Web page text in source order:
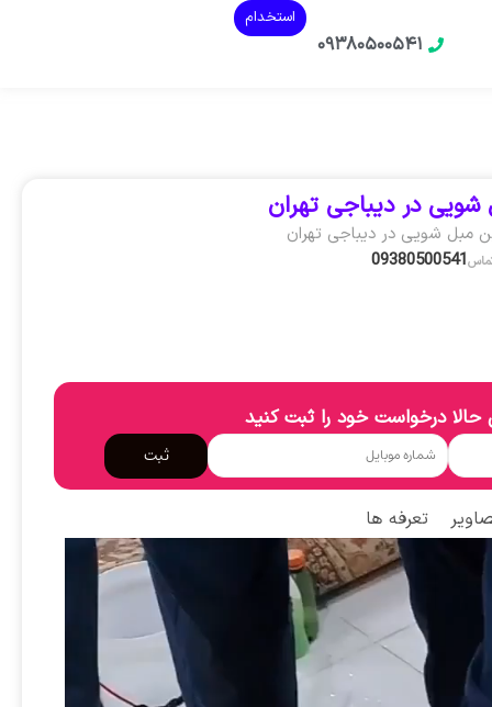
۰۹۳۸۰۵۰۰۵۴۱
استخدام
شویی در دیباجی تهران
مبل شویی در دیباجی تهران
09380500541
درخواست خود را ثبت کنید
ثبت
تعرفه ها